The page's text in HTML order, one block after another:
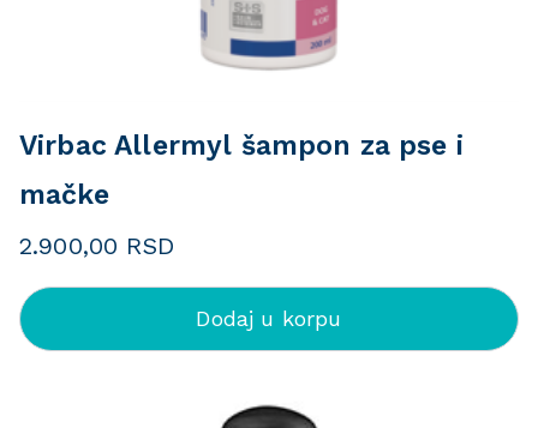
Virbac Allermyl šampon za pse i
mačke
2.900,00 RSD
Dodaj u korpu